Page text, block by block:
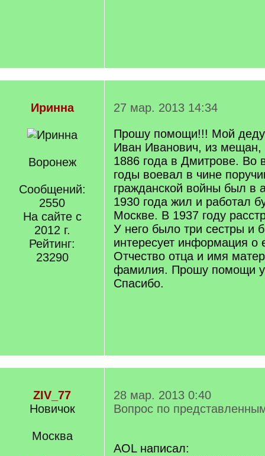
Иринна
Воронеж
Сообщений:
2550
На сайте с
2012 г.
Рейтинг:
23290
27 мар. 2013 14:34
Прошу помощи!!! Мой
Иван Иванович, из мещан,
1886 года в Дмитрове. Во
годы воевал в чине
гражданской войны был в
1930 года жил и работал
Москве. В 1937 году
У него было три сестры и
интересует информация о
Отчество отца и имя
фамилия. Прошу помощи
Спасибо.
ZIV_77
Новичок
Москва
28 мар. 2013 0:40
Вопрос по
AOL написал: